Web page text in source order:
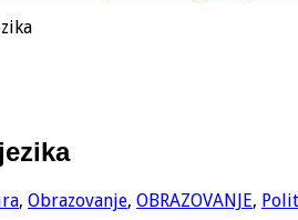
, Obrazovanje, OBRAZOVANJE,